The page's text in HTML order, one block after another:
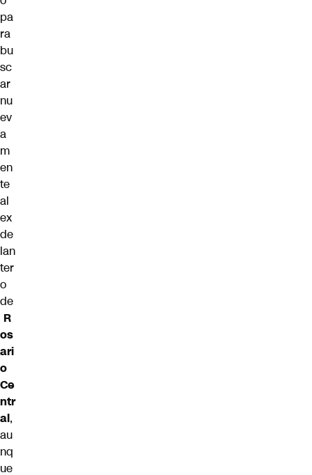
pa
ra
bu
sc
ar
nu
ev
a
m
en
te
al
ex
de
lan
ter
o
de
R
os
ari
o
Ce
ntr
al,
au
nq
ue